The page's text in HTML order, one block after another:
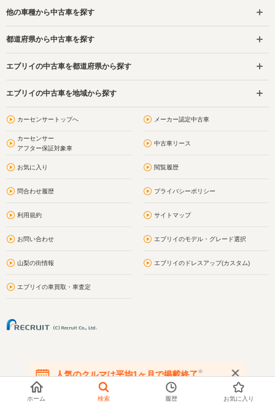
他の車種から中古車を探す
都道府県から中古車を探す
エブリイの中古車を都道府県から探す
エブリイの中古車を地域から探す
カーセンサートップへ メーカー認定中古車
カーセンサー
アフター保証対象車
中古車リース
お気に入り 閲覧履歴
問合わせ履歴 プライバシーポリシー
利用規約 サイトマップ
お問い合わせ エブリイのモデル・グレード選択
山梨の街情報 エブリイのドレスアップ(カスタム)
エブリイの車買取・車査定
人気のクルマは平均1ヶ月で掲載終了※
在庫が無くなる前にお問い合わせください
ホーム 検索 履歴 お気に入り